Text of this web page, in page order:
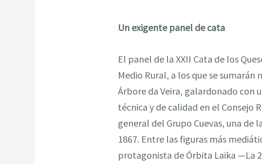
Un exigente panel de cata
El panel de la XXII Cata de los
Medio Rural, a los que se
Árbore da Veira, galardonado con
técnica y de calidad en el Consejo
general del Grupo Cuevas, una
1867. Entre las figuras más
protagonista de Órbita Laika —La